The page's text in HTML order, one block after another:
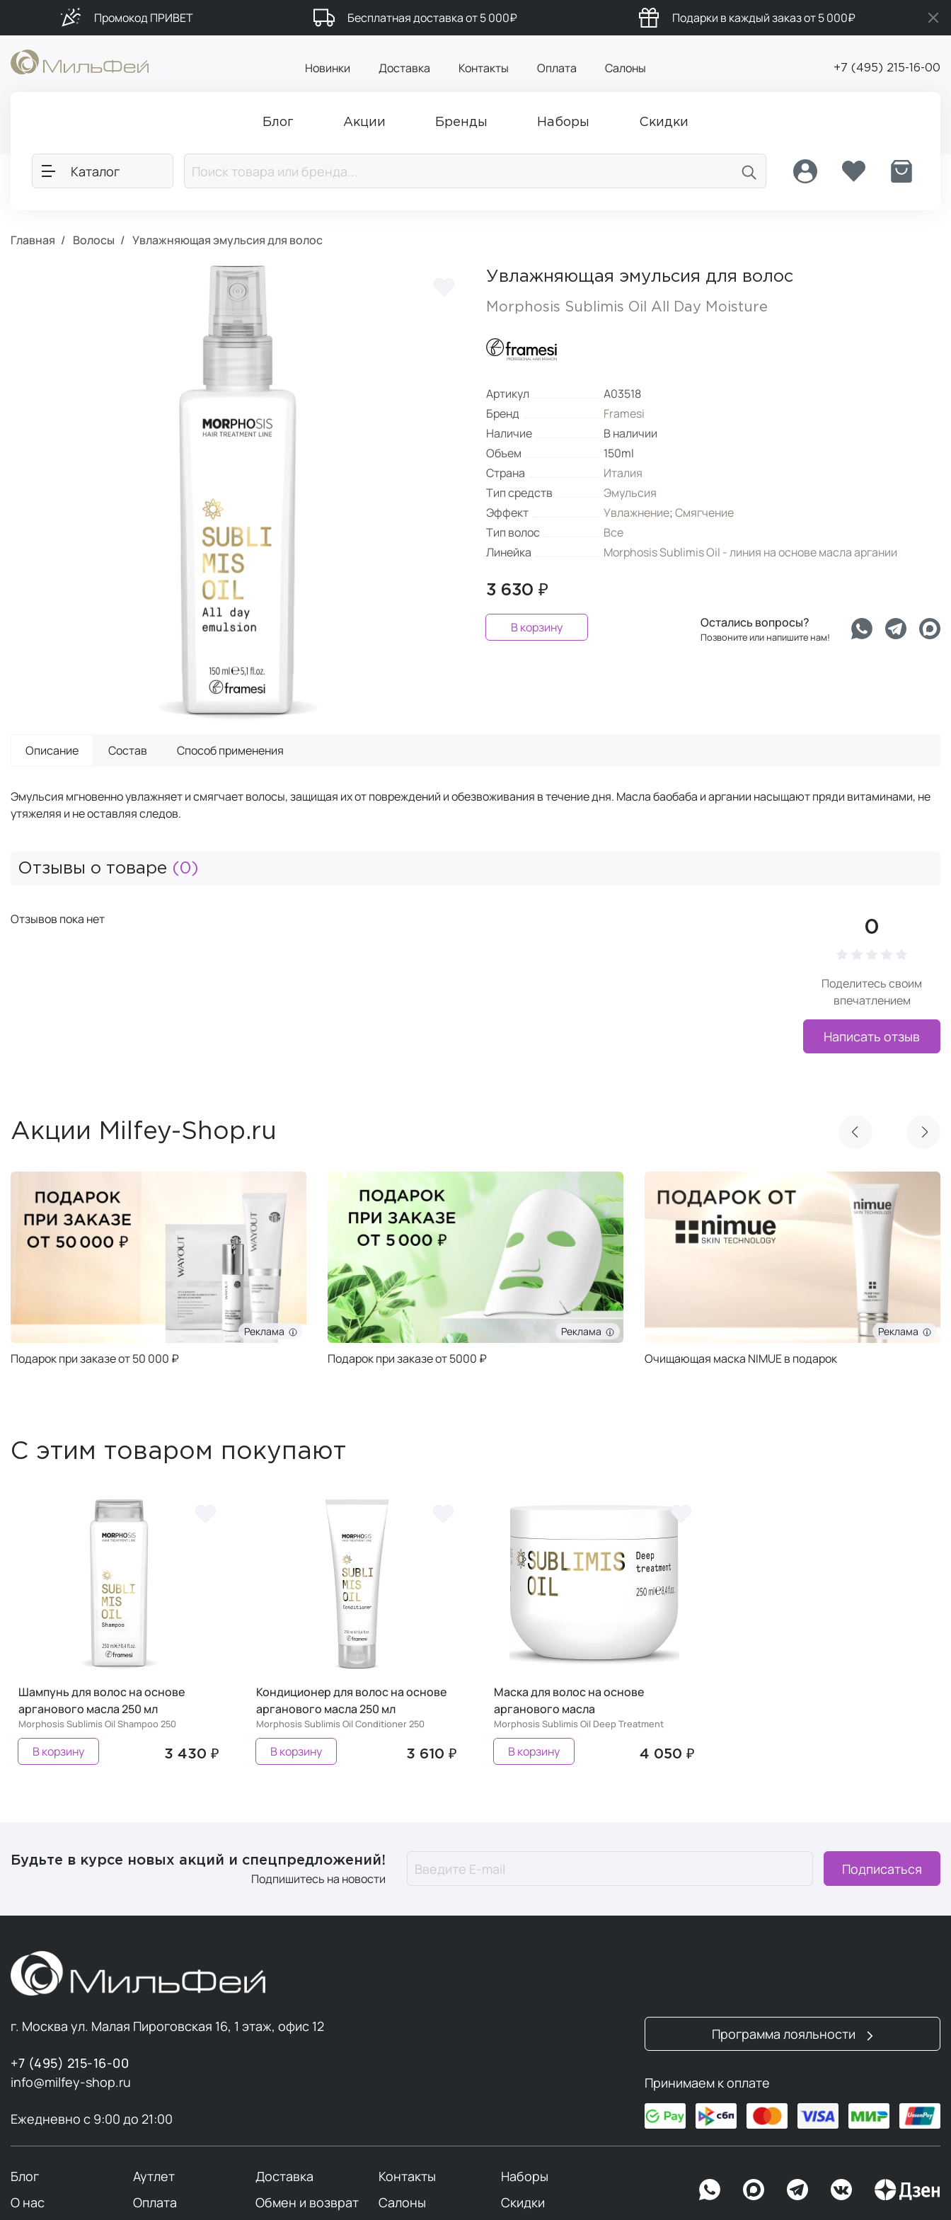
Промокод ПРИВЕТ Бесплатная доставка от 5 000₽ Подарки в каждый заказ от 5 000₽
Новинки Доставка Контакты Оплата Салоны +7 (495) 215-16-00
Блог Акции Бренды Наборы Скидки
Каталог
Главная Волосы Увлажняющая эмульсия для волос
Увлажняющая эмульсия для волос
Morphosis Sublimis Oil All Day Moisture
Артикул
A03518
Бренд
Framesi
Наличие
В наличии
Объем
150ml
Страна
Италия
Тип средств
Эмульсия
Эффект
Увлажнение;Смягчение
Тип волос
Все
Линейка
Morphosis Sublimis Oil - линия на основе масла аргании
3 630 ₽
В корзину Остались вопросы?
Позвоните или напишите нам!
Описание Состав Способ применения
Эмульсия мгновенно увлажняет и смягчает волосы, защищая их от повреждений и обезвоживания в течение дня. Масла баобаба и аргании насыщают пряди витаминами, не
утяжеляя и не оставляя следов.
Отзывы о товаре (0)
0
Поделитесь своим
впечатлением
Написать отзыв
Отзывов пока нет
Акции Milfey-Shop.ru
Реклама
Подарок при заказе от 50 000 ₽
Реклама
Подарок при заказе от 5000 ₽
Реклама
Очищающая маска NIMUE в подарок
С этим товаром покупают
Шампунь для волос на основе
арганового масла 250 мл
Morphosis Sublimis Oil Shampoo 250
3 430 ₽
В корзину
Кондиционер для волос на основе
арганового масла 250 мл
Morphosis Sublimis Oil Conditioner 250
3 610 ₽
В корзину
Маска для волос на основе
арганового масла
Morphosis Sublimis Oil Deep Treatment
4 050 ₽
В корзину
Будьте в курсе новых акций и спецпредложений!
Подпишитесь на новости
Подписаться
г. Москва ул. Малая Пироговская 16, 1 этаж, офис 12
+7 (495) 215-16-00
info@milfey-shop.ru
Ежедневно с 9:00 до 21:00
Программа лояльности
Принимаем к оплате
Блог Аутлет Доставка Контакты
Наборы
О нас
Оплата Обмен и возврат Салоны Скидки